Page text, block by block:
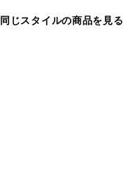
同じスタイルの商品を見る